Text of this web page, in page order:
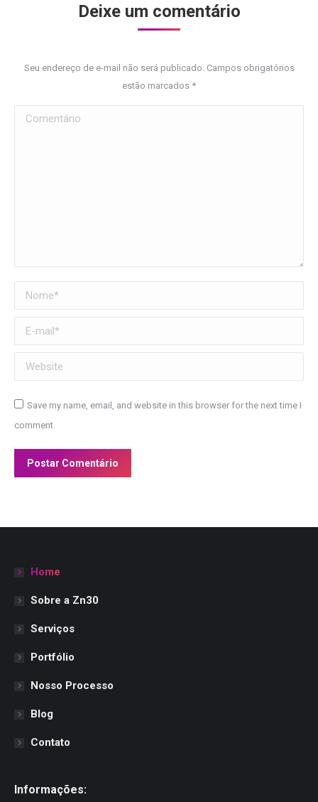
Deixe um comentário
Seu endereço de e-mail não será publicado. Campos obrigatórios
estão marcados *
Comentário
Nome *
E-mail *
Website
Save my name, email, and website in this browser for the next time I
comment.
Postar Comentário
Home
Sobre a Zn30
Serviços
Portfólio
Nosso Processo
Blog
Contato
Informações: